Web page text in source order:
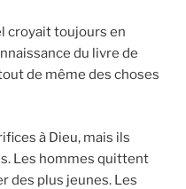
croyait toujours en
du livre de
de même des choses
à Dieu, mais ils
Les hommes quittent
des plus jeunes. Les